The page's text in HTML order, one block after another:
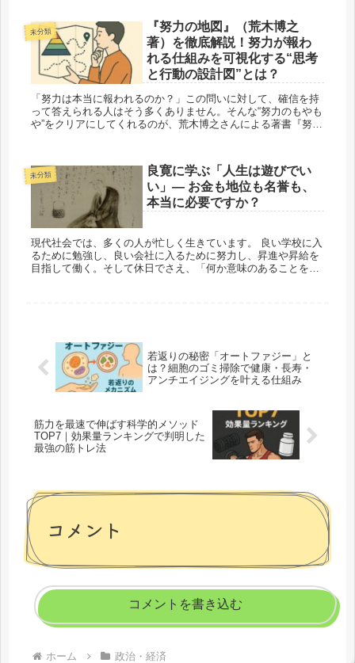
未分類
『努力の地図』（荒木博之
著）を徹底解説！努力が報わ
れる仕組みを可視化する“思考
と行動の設計図”とは？
「努力は本当に報われるのか？」この問いに対して、確信を持
って答えられる人はそう多くありません。そんな“努力のもやも
や”をクリアにしてくれるのが、荒木博之さんによる著書『努力
未分類
良寛に学ぶ「人生は遊びでい
い」― お金も地位も名誉も、
本当に必要ですか？
現代社会では、多くの人が忙しく生きています。 良い学校に入
るために勉強し、良い会社に入るために努力し、昇進や昇給を
目指して働く。そして休日でさえ、「何か意味のあることをし
若返りの秘密「オートファジー」と
は？細胞のゴミ掃除で健康・長寿・
アンチエイジングを叶える仕組み
筋力を最速で伸ばす科学的メソッド
TOP7｜効果量ランキングで判明した
最強の筋トレ法
コメント
コメントを書き込む
ホーム 政治・経済